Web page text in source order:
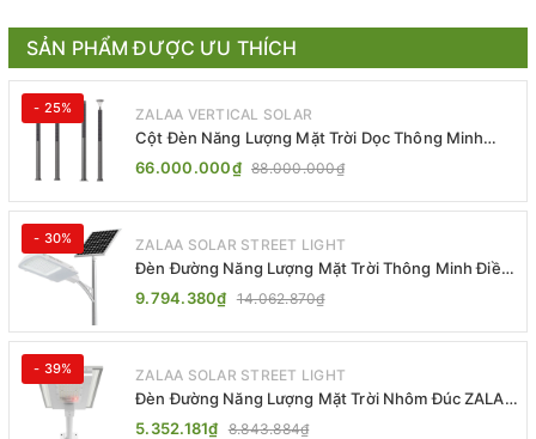
SẢN PHẨM ĐƯỢC ƯU THÍCH
- 25% ZALAA VERTICAL SOLAR
Cột Đèn Năng Lượng Mặt Trời Dọc Thông Minh
ZSR-YYDS-360 | ZALAA Jsc
66.000.000₫ 88.000.000₫
- 30% ZALAA SOLAR STREET LIGHT
Đèn Đường Năng Lượng Mặt Trời Thông Minh Điều
Khiển MPPT ZL-GMX01 ZALAA
9.794.380₫ 14.062.870₫
- 39% ZALAA SOLAR STREET LIGHT
Đèn Đường Năng Lượng Mặt Trời Nhôm Đúc ZALAA
ZL-BWH Cao Cấp IP65
5.352.181₫ 8.843.884₫